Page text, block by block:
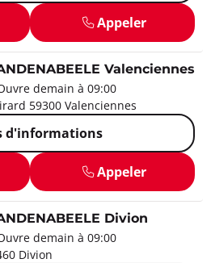
Appeler
Valenciennes
demain à 09:00
59300 Valenciennes
d'informations
Appeler
Divion
demain à 09:00
Divion